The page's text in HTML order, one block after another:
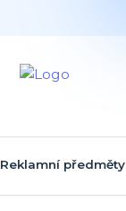
Reklamní předměty